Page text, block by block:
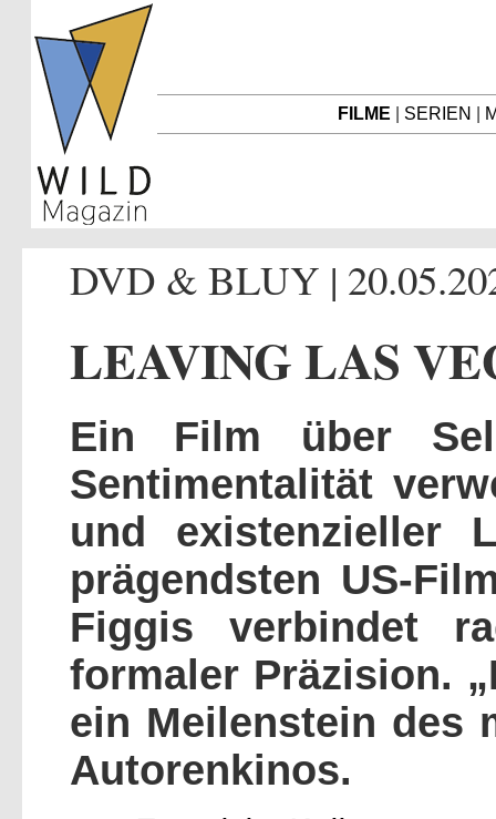
FILME SERIEN
DVD & BLUY |
LEAVING LAS
Ein Film über
Sentimentalität
und existenzieller
prägendsten US-
Figgis verbindet
formaler Präzision.
ein Meilenstein des
Autorenkinos.